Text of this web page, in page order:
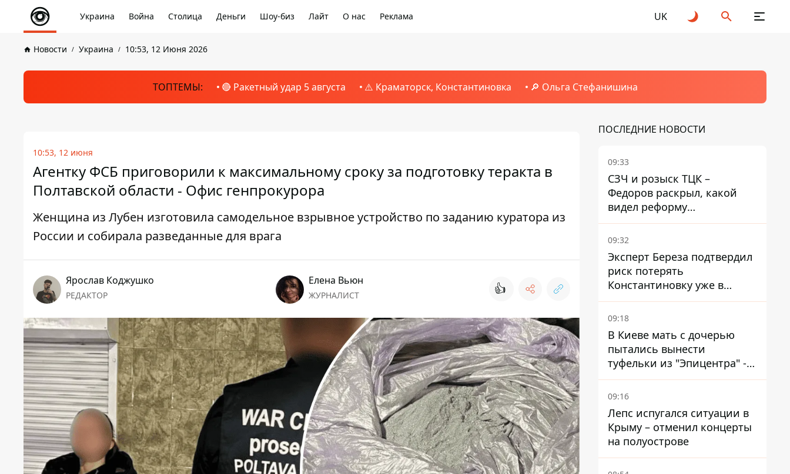
Украина Война Столица Деньги Шоу-биз Лайт О нас Реклама UK
Новости Украина 10:53, 12 Июня 2026
ТОПТЕМЫ: 🔴 Ракетный удар 5 августа ⚠️ Краматорск, Константиновка 🔎 Ольга Стефанишина
10:53, 12 июня
Агентку ФСБ приговорили к максимальному сроку за подготовку теракта в
Полтавской области - Офис генпрокурора
Женщина из Лубен изготовила самодельное взрывное устройство по заданию куратора из
России и собирала разведанные для врага
Ярослав Коджушко
РЕДАКТОР
Елена Вьюн
ЖУРНАЛИСТ 👍
ПОСЛЕДНИЕ НОВОСТИ
09:33
СЗЧ и розыск ТЦК –
Федоров раскрыл, какой
видел реформу
мобилизации
09:32
Эксперт Береза ​​подтвердил
риск потерять
Константиновку уже в
ближайшие месяцы
09:18
В Киеве мать с дочерью
пытались вынести
туфельки из "Эпицентра" -
суд вынес приговор
09:16
Лепс испугался ситуации в
Крыму – отменил концерты
на полуострове